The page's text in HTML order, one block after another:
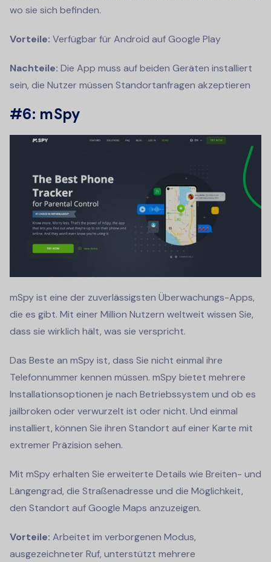
wo sie sich befinden.
Vorteile: Verfügbar für Android auf Google Play
Nachteile: Die App muss auf beiden Geräten installiert
sein, die Nutzer müssen Standortanfragen akzeptieren
#6: mSpy
mSpy ist eine der zuverlässigsten Überwachungs-Apps,
die es gibt. Mit einer Million Nutzern weltweit wissen Sie,
dass sie wirklich hält, was sie verspricht.
Das Beste an mSpy ist, dass Sie nicht einmal ihre
Telefonnummer kennen müssen. mSpy bietet mehrere
Installationsoptionen je nach Betriebssystem und ob es
jailbroken oder verwurzelt ist oder nicht. Und einmal
installiert, können Sie ihren Standort auf einer Karte mit
extremer Präzision sehen.
Mit mSpy erhalten Sie erweiterte Details wie Breiten- und
Längengrad, die Straßenadresse und die Möglichkeit,
den Standort auf Google Maps anzuzeigen.
Vorteile: Arbeitet im verborgenen Modus,
ausgezeichneter Ruf, unterstützt mehrere